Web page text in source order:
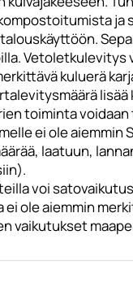
Vetoletkulevitys
kuluerä
toiminta
ei ole
laatuun,
voi
ei ole aiemmin
vaikutukset